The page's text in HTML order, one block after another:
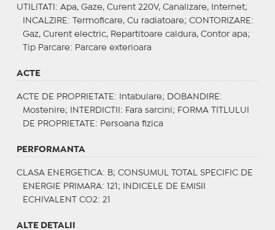
UTILITATI : Apa, Gaze, Curent 220V, Canalizare, Internet;
INCALZIRE : Termoficare, Cu radiatoare; CONTORIZARE :
Gaz, Curent electric, Repartitoare caldura, Contor apa;
Tip Parcare: Parcare exterioara
ACTE
ACTE DE PROPRIETATE : Intabulare; DOBANDIRE :
Mostenire;
INTERDICTII : Fara sarcini; FORMA TITLULUI
DE PROPRIETATE : Persoana fizica
PERFORMANTA
CLASA ENERGETICA: B; CONSUMUL TOTAL SPECIFIC DE
ENERGIE PRIMARA: 121;
INDICELE DE EMISII
ECHIVALENT CO2: 21
ALTE DETALII